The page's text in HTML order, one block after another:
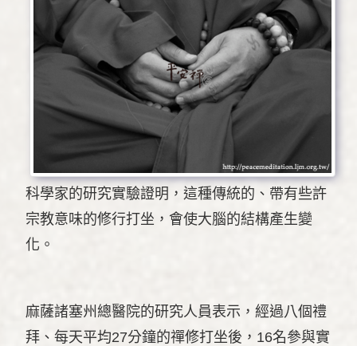
科學家的研究實驗證明，這種傳統的、帶有些許
宗教意味的修行打坐，會使大腦的結構產生變
化。
麻薩諸塞州總醫院的研究人員表示，經過八個禮
拜、每天平均27分鐘的禪修打坐後，16名參與實